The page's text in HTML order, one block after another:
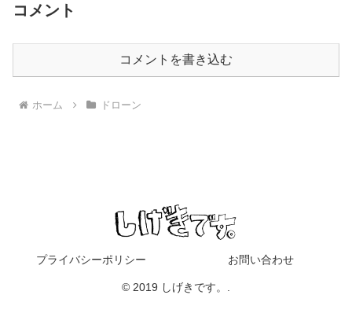
コメント
コメントを書き込む
ホーム ドローン
プライバシーポリシー お問い合わせ
© 2019 しげきです。.